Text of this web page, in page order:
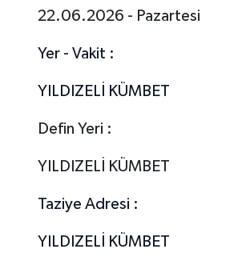
22.06.2026 - Pazartesi
Yer - Vakit :
YILDIZELİ KÜMBET
Defin Yeri :
YILDIZELİ KÜMBET
Taziye Adresi :
YILDIZELİ KÜMBET